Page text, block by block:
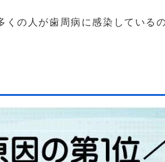
の人が歯周病に感染しているの